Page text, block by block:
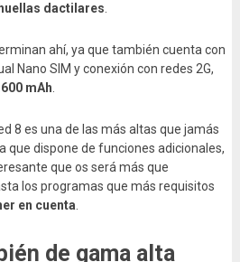
dactilares.
ahí, ya que también cuenta con
Nano SIM y conexión con redes 2G,
mAh.
8 es una de las más altas que jamás
que dispone de funciones adicionales,
que os será más que
los programas que más requisitos
en cuenta.
de gama alta